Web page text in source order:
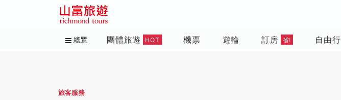
總覽 團體旅遊 HOT 機票 遊輪 訂房 省! 自由行
旅客服務